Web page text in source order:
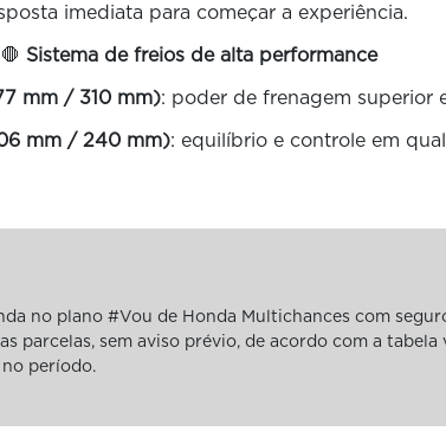
imediata para começar a experiência.
🛑 Sistema de freios de alta performance
mm / 310 mm): poder de frenagem superior
mm / 240 mm): equilíbrio e controle em
no plano #Vou de Honda Multichances com
parcelas, sem aviso prévio, de acordo com a
período.